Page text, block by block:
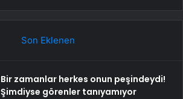
Son Eklenen
Bir zamanlar herkes onun peşindeydi!
Şimdiyse görenler tanıyamıyor